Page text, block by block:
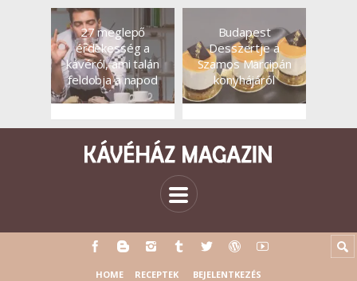
27 meglepő
érdekesség a
kávéról, ami talán
feldobja a napod
Budapest
Desszertje a
Szamos Marcipán
konyhájáról
HOME RECEPTEK BEJELENTKEZÉS